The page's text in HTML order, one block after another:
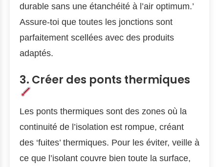
durable sans une étanchéité à l’air optimum.’
Assure-toi que toutes les jonctions sont
parfaitement scellées avec des produits
adaptés.
3. Créer des ponts thermiques
Les ponts thermiques sont des zones où la
continuité de l’isolation est rompue, créant
des ‘fuites’ thermiques. Pour les éviter, veille à
ce que l’isolant couvre bien toute la surface,